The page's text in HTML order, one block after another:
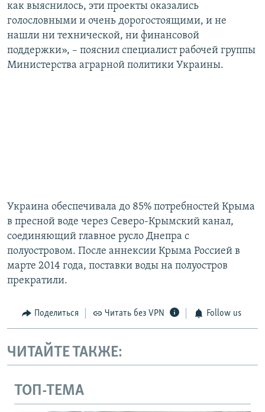
как выяснилось, эти проекты оказались
голословными и очень дорогостоящими, и не
нашли ни технической, ни финансовой
поддержки», – пояснил специалист рабочей группы
Министерства аграрной политики Украины.
Украина обеспечивала до 85% потребностей Крыма
в пресной воде через Северо-Крымский канал,
соединяющий главное русло Днепра с
полуостровом. После аннексии Крыма Россией в
марте 2014 года, поставки воды на полуостров
прекратили.
Поделиться Читать без VPN Follow us
ЧИТАЙТЕ ТАКЖЕ:
ТОП-ТЕМА